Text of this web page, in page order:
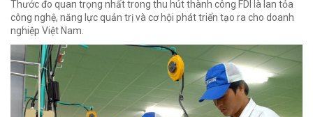
Thước đo quan trọng nhất trong thu hút thành công FDI là lan tỏa
công nghệ, năng lực quản trị và cơ hội phát triển tạo ra cho doanh
nghiệp Việt Nam.